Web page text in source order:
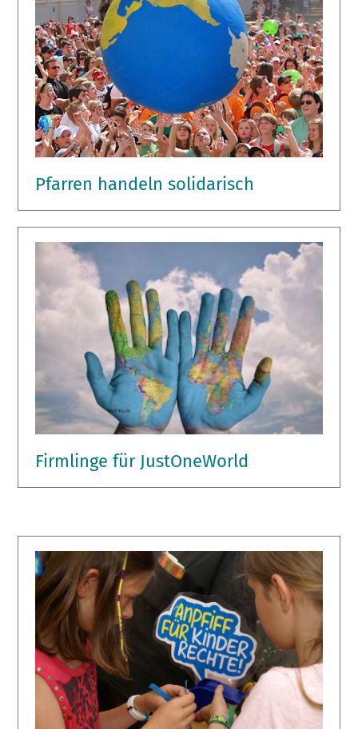
Pfarren handeln solidarisch
Firmlinge für JustOneWorld